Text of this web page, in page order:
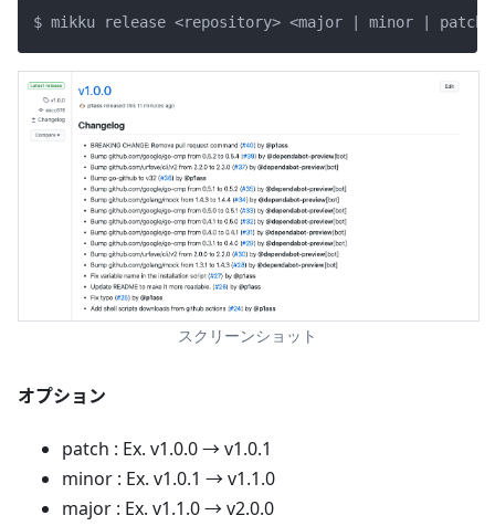
スクリーンショット
オプション
patch : Ex. v1.0.0 → v1.0.1
minor : Ex. v1.0.1 → v1.1.0
major : Ex. v1.1.0 → v2.0.0